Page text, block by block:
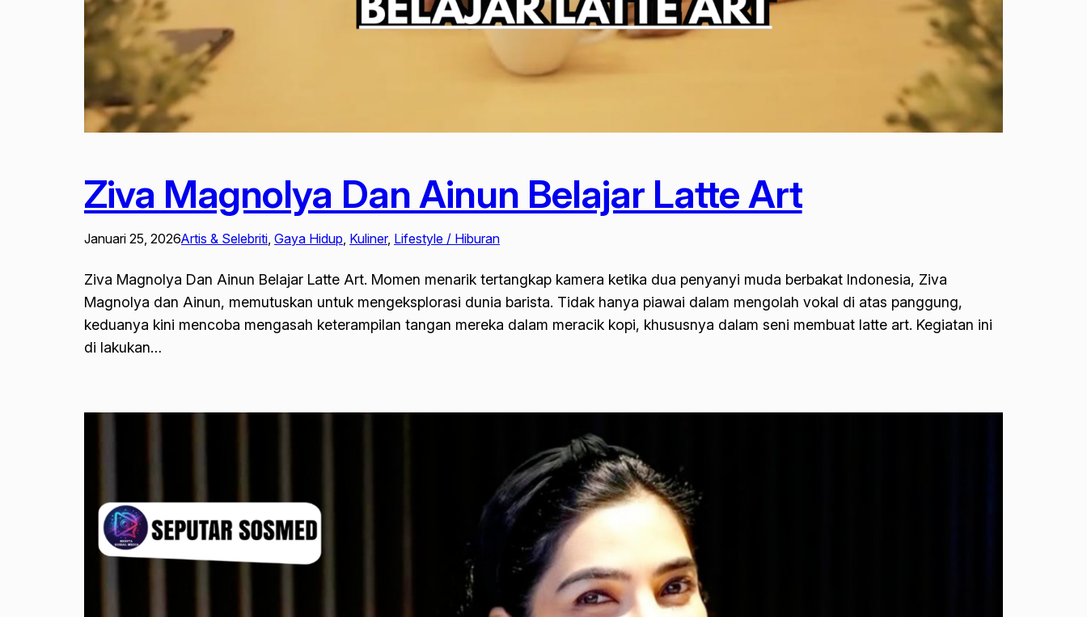
Ziva Magnolya Dan Ainun Belajar Latte Art
Januari 25, 2026Artis & Selebriti Gaya Hidup Kuliner, Lifestyle / Hiburan
Ziva Magnolya Dan Ainun Belajar Latte Art. Momen menarik tertangkap kamera ketika dua penyanyi muda berbakat Indonesia, Ziva
Magnolya dan Ainun, memutuskan untuk mengeksplorasi dunia barista. Tidak hanya piawai dalam mengolah vokal di atas panggung,
keduanya kini mencoba mengasah keterampilan tangan mereka dalam meracik kopi, khususnya dalam seni membuat latte art. Kegiatan ini
di lakukan…